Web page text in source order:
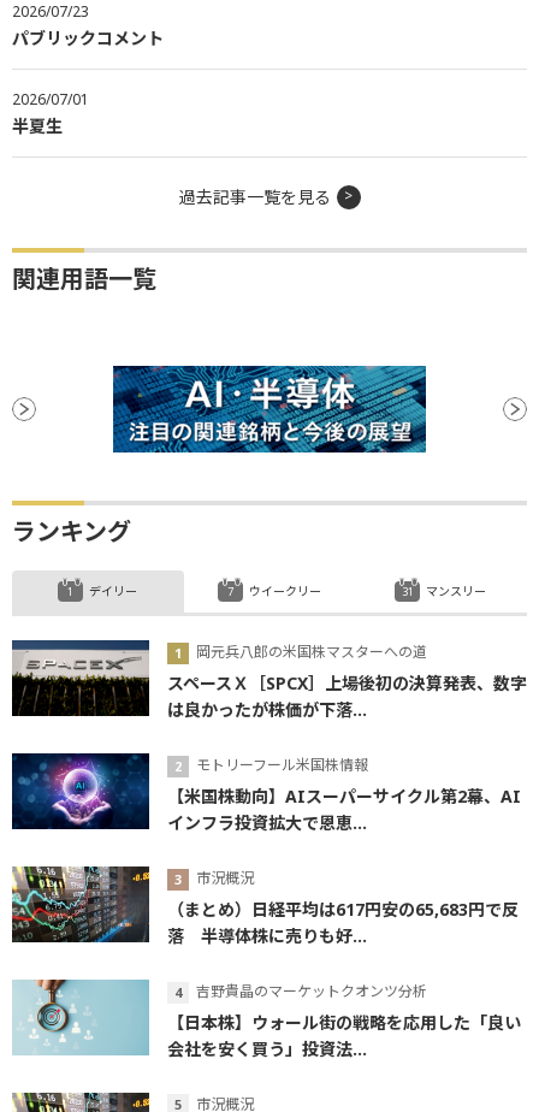
2026/07/23
パブリックコメント
2026/07/01
半夏生
過去記事一覧を見る
関連用語一覧
ランキング
デイリー
岡元兵八郎の米国株マスターへの道
スペースＸ［SPCX］上場後初の決算発表、数字
は良かったが株価が下落...
モトリーフール米国株情報
【米国株動向】AIスーパーサイクル第2幕、AI
インフラ投資拡大で恩恵...
市況概況
（まとめ）日経平均は617円安の65,683円で反
落 半導体株に売りも好...
吉野貴晶のマーケットクオンツ分析
【日本株】ウォール街の戦略を応用した「良い
会社を安く買う」投資法...
市況概況
ウイークリー マンスリー